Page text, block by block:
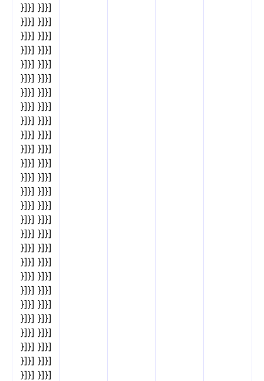
}]}] }]}]
}]}] }]}]
}]}] }]}]
}]}] }]}]
}]}] }]}]
}]}] }]}]
}]}] }]}]
}]}] }]}]
}]}] }]}]
}]}] }]}]
}]}] }]}]
}]}] }]}]
}]}] }]}]
}]}] }]}]
}]}] }]}]
}]}] }]}]
}]}] }]}]
}]}] }]}]
}]}] }]}]
}]}] }]}]
}]}] }]}]
}]}] }]}]
}]}] }]}]
}]}] }]}]
}]}] }]}]
}]}] }]}]
}]}] }]}]